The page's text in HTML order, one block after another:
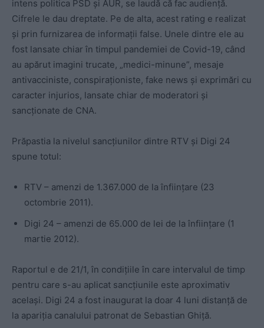
intens politica PSD și AUR, se laudă că fac audiență.
Cifrele le dau dreptate. Pe de alta, acest rating e realizat
și prin furnizarea de informații false. Unele dintre ele au
fost lansate chiar în timpul pandemiei de Covid-19, când
au apărut imagini trucate, „medici-minune”, mesaje
antivacciniste, conspiraționiste, fake news și exprimări cu
caracter injurios, lansate chiar de moderatori și
sancționate de CNA.
Prăpastia la nivelul sancțiunilor dintre RTV și Digi 24
spune totul:
RTV – amenzi de 1.367.000 de la înființare (23
octombrie 2011).
Digi 24 – amenzi de 65.000 de lei de la înființare (1
martie 2012).
Raportul e de 21/1, în condițiile în care intervalul de timp
pentru care s-au aplicat sancțiunile este aproximativ
același. Digi 24 a fost inaugurat la doar 4 luni distanță de
la apariția canalului patronat de Sebastian Ghiță.